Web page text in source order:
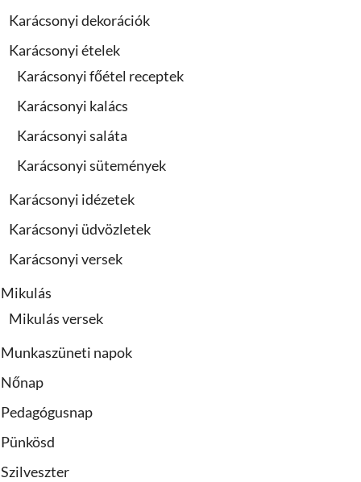
Karácsonyi dekorációk
Karácsonyi ételek
Karácsonyi főétel receptek
Karácsonyi kalács
Karácsonyi saláta
Karácsonyi sütemények
Karácsonyi idézetek
Karácsonyi üdvözletek
Karácsonyi versek
Mikulás
Mikulás versek
Munkaszüneti napok
Nőnap
Pedagógusnap
Pünkösd
Szilveszter